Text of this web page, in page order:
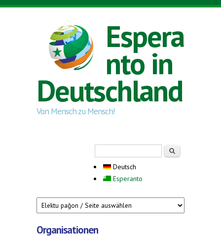
Direkt zum Inhalt
Espera
nto in
Deutschland
Von Mensch zu Mensch!
Deutsch
Esperanto
Organisationen